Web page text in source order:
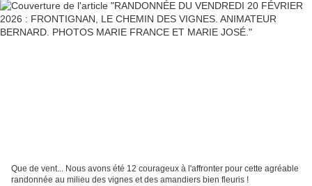
Que de vent... Nous avons été 12 courageux à l'affronter pour cette agréable
randonnée au milieu des vignes et des amandiers bien fleuris !